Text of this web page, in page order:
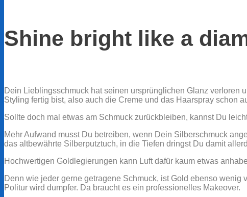
Shine bright like a
Dein Lieblingsschmuck hat seinen ursprünglichen Glanz verloren
Styling fertig bist, also auch die Creme und das Haarspray schon
Sollte doch mal etwas am Schmuck zurückbleiben, kannst Du
Mehr Aufwand musst Du betreiben, wenn Dein Silberschmuck
das altbewährte Silberputztuch, in die Tiefen dringst Du damit
Hochwertigen Goldlegierungen kann Luft dafür kaum etwas
Denn wie jeder gerne getragene Schmuck, ist Gold ebenso
Politur wird dumpfer. Da braucht es ein professionelles Makeover.